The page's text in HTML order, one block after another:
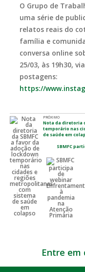
O Grupo de
uma série de
relatos reais do
família e
conversa online
25/03, às 19h30,
postagens:
https://
PRÓXIMO
Nota da diretoria
temporário nas
de saúde em
SBMFC
Entre em